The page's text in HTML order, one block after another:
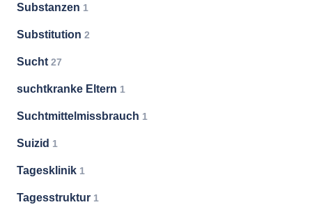
Substanzen 1
Substitution 2
Sucht 27
suchtkranke Eltern 1
Suchtmittelmissbrauch 1
Suizid 1
Tagesklinik 1
Tagesstruktur 1